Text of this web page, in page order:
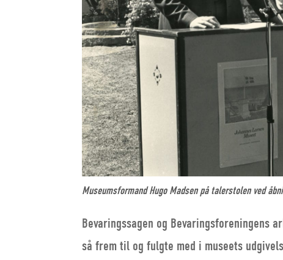
Museumsformand Hugo Madsen på talerstolen ved
Bevaringssagen og Bevaringsforeningens
så frem til og fulgte med i museets